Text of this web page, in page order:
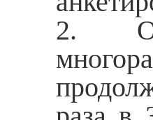
2.